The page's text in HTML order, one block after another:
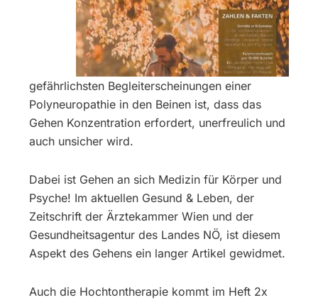
gefährlichsten Begleiterscheinungen einer
Polyneuropathie in den Beinen ist, dass das
Gehen Konzentration erfordert, unerfreulich und
auch unsicher wird.
Dabei ist Gehen an sich Medizin für Körper und
Psyche! Im aktuellen Gesund & Leben, der
Zeitschrift der Ärztekammer Wien und der
Gesundheitsagentur des Landes NÖ, ist diesem
Aspekt des Gehens ein langer Artikel gewidmet.
Auch die Hochtontherapie kommt im Heft 2x